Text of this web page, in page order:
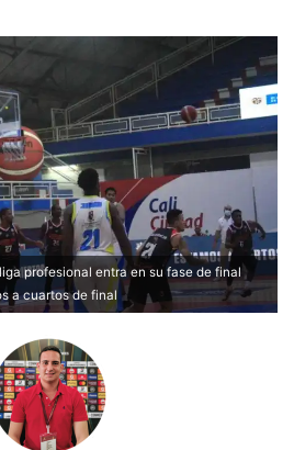
profesional entra en su fase de final
a cuartos de final